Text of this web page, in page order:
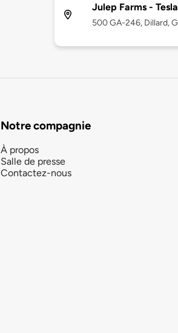
Julep Farms -
500 GA-246, Dillard,
Notre compagnie
À propos
Salle de presse
Contactez-nous